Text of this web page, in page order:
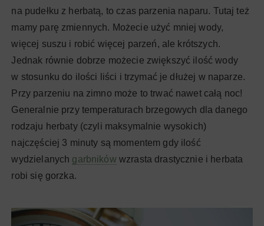
na pudełku z herbatą, to czas parzenia naparu. Tutaj też
mamy parę zmiennych. Możecie użyć mniej wody,
więcej suszu i robić więcej parzeń, ale krótszych.
Jednak równie dobrze możecie zwiększyć ilość wody
w stosunku do ilości liści i trzymać je dłużej w naparze.
Przy parzeniu na zimno może to trwać nawet całą noc!
Generalnie przy temperaturach brzegowych dla danego
rodzaju herbaty (czyli maksymalnie wysokich)
najczęściej 3 minuty są momentem gdy ilość
wydzielanych garbników wzrasta drastycznie i herbata
robi się gorzka.